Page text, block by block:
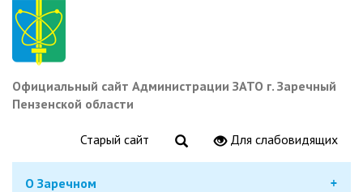
Перейти
основному
содержанию
Официальный сайт Администрации ЗАТО г. Заречный
Пензенской области
Старый сайт Для слабовидящих
О Заречном